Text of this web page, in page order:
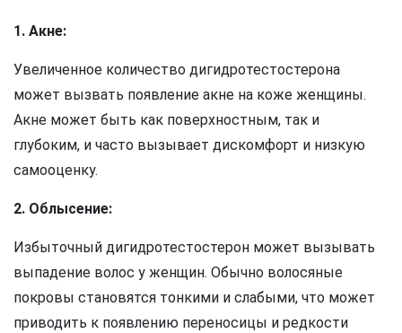
1. Акне:
Увеличенное количество дигидротестостерона
может вызвать появление акне на коже женщины.
Акне может быть как поверхностным, так и
глубоким, и часто вызывает дискомфорт и низкую
самооценку.
2. Облысение:
Избыточный дигидротестостерон может вызывать
выпадение волос у женщин. Обычно волосяные
покровы становятся тонкими и слабыми, что может
приводить к появлению переносицы и редкости